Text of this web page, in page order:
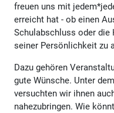
freuen uns mit
erreicht hat - ob einen
Schulabschluss oder die
seiner Persönlichkeit zu
Dazu gehören
gute Wünsche. Unter
versuchten wir ihnen
nahezubringen. Wie